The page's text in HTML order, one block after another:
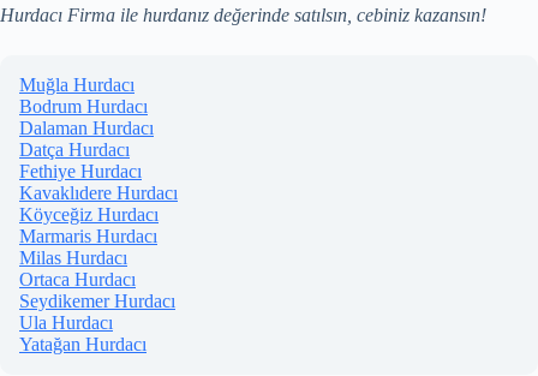
Hurdacı Firma ile hurdanız değerinde satılsın, cebiniz kazansın!
Muğla Hurdacı
Bodrum Hurdacı
Dalaman Hurdacı
Datça Hurdacı
Fethiye Hurdacı
Kavaklıdere Hurdacı
Köyceğiz Hurdacı
Marmaris Hurdacı
Milas Hurdacı
Ortaca Hurdacı
Seydikemer Hurdacı
Ula Hurdacı
Yatağan Hurdacı